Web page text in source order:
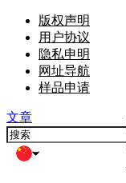
版权声明
用户协议
隐私申明
网址导航
样品申请
文章